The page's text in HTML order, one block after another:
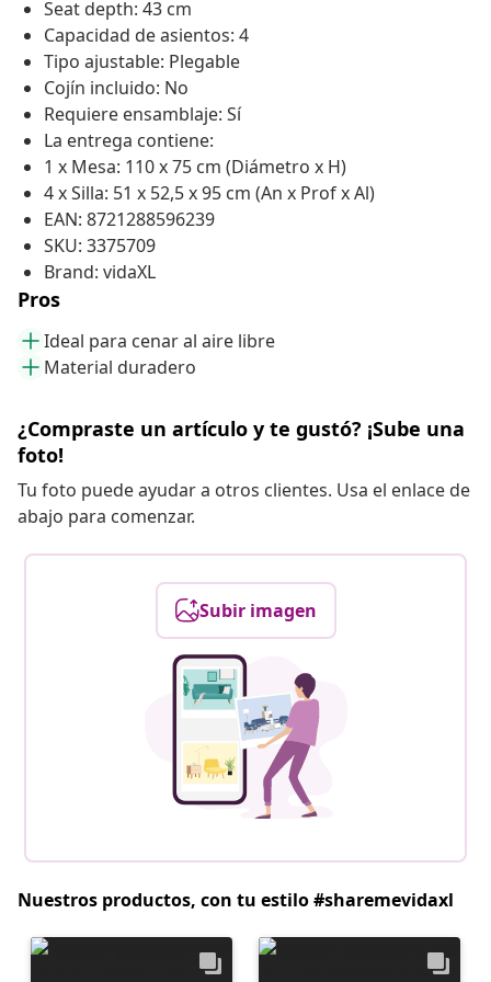
Seat depth: 43 cm
Capacidad de asientos: 4
Tipo ajustable: Plegable
Cojín incluido: No
Requiere ensamblaje: Sí
La entrega contiene:
1 x Mesa: 110 x 75 cm (Diámetro x H)
4 x Silla: 51 x 52,5 x 95 cm (An x Prof x Al)
EAN: 8721288596239
SKU: 3375709
Brand: vidaXL
Pros
Ideal para cenar al aire libre
Material duradero
¿Compraste un artículo y te gustó? ¡Sube una
foto!
Tu foto puede ayudar a otros clientes. Usa el enlace de
abajo para comenzar.
Subir imagen
Nuestros productos, con tu estilo #sharemevidaxl